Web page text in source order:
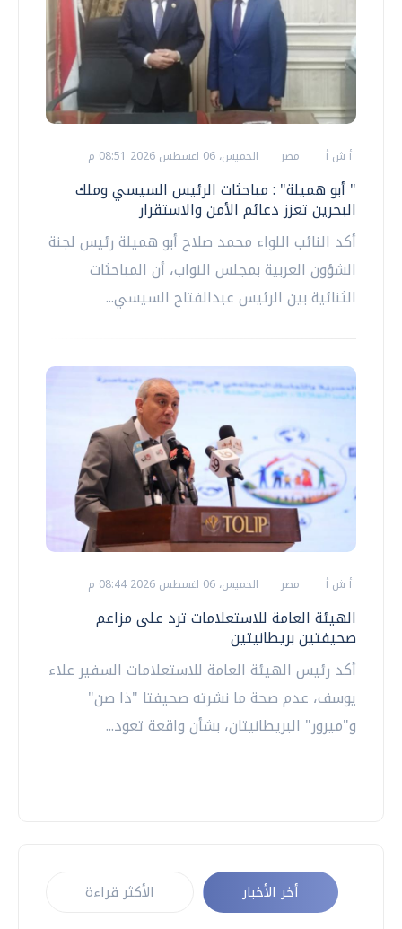
أ ش أ مصر الخميس، 06 اغسطس 2026 08:51 م
" أبو هميلة" : مباحثات الرئيس السيسي وملك
البحرين تعزز دعائم الأمن والاستقرار
أكد النائب اللواء محمد صلاح أبو هميلة رئيس لجنة
الشؤون العربية بمجلس النواب، أن المباحثات
الثنائية بين الرئيس عبدالفتاح السيسي...
أ ش أ مصر الخميس، 06 اغسطس 2026 08:44 م
الهيئة العامة للاستعلامات ترد على مزاعم
صحيفتين بريطانيتين
أكد رئيس الهيئة العامة للاستعلامات السفير علاء
يوسف، عدم صحة ما نشرته صحيفتا "ذا صن"
و"ميرور" البريطانيتان، بشأن واقعة تعود...
أخر الأخبار الأكثر قراءة